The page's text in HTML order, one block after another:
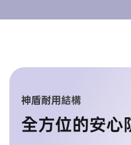
神盾耐用結構
全方位的安心